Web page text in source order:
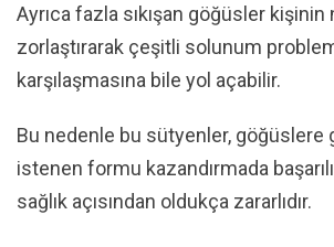
Ayrıca fazla sıkışan göğüsler kişinin
zorlaştırarak çeşitli solunum
karşılaşmasına bile yol açabilir.
Bu nedenle bu sütyenler, göğüslere
istenen formu kazandırmada
sağlık açısından oldukça zararlıdır.